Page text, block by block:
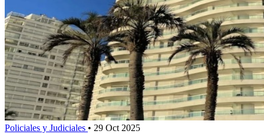
Policiales y Judiciales • 29 Oct 2025